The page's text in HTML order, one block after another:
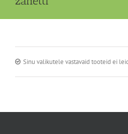
Sinu valikutele vastavaid tooteid ei